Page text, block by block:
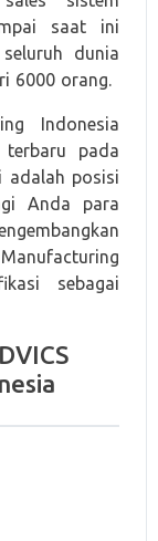
saat ini
dunia
6000 orang.
Indonesia
terbaru pada
adalah posisi
Anda para
sebagai